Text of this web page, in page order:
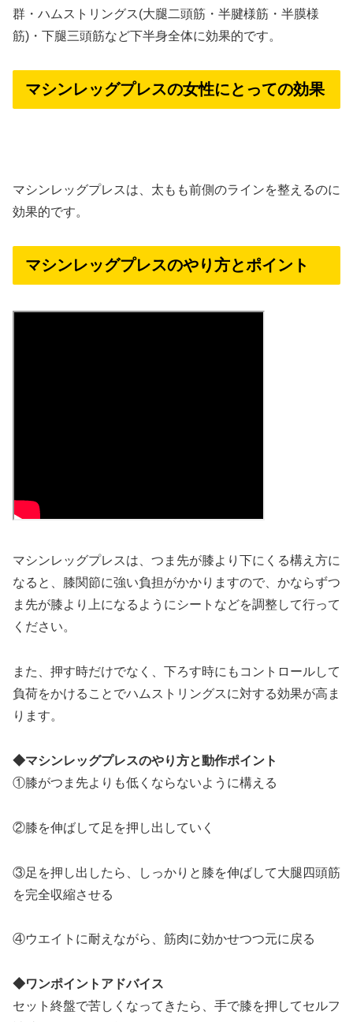
群・ハムストリングス(大腿二頭筋・半腱様筋・半膜様
筋)・下腿三頭筋など下半身全体に効果的です。
マシンレッグプレスの女性にとっての効果
マシンレッグプレスは、太もも前側のラインを整えるのに
効果的です。
マシンレッグプレスのやり方とポイント
マシンレッグプレスは、つま先が膝より下にくる構え方に
なると、膝関節に強い負担がかかりますので、かならずつ
ま先が膝より上になるようにシートなどを調整して行って
ください。
また、押す時だけでなく、下ろす時にもコントロールして
負荷をかけることでハムストリングスに対する効果が高ま
ります。
◆マシンレッグプレスのやり方と動作ポイント
①膝がつま先よりも低くならないように構える
②膝を伸ばして足を押し出していく
③足を押し出したら、しっかりと膝を伸ばして大腿四頭筋
を完全収縮させる
④ウエイトに耐えながら、筋肉に効かせつつ元に戻る
◆ワンポイントアドバイス
セット終盤で苦しくなってきたら、手で膝を押してセルフ